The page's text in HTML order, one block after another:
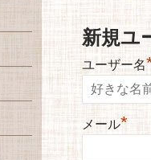
新規ユ
ユーザー名
メール*